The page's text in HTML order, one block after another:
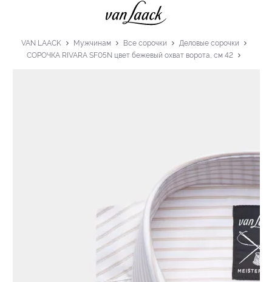
VAN LAACK Мужчинам Все сорочки
Деловые сорочки
СОРОЧКА RIVARA SF05N цвет бежевый охват ворота, см 42